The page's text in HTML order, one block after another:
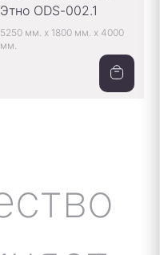
Этно ODS-002.1
5250 мм. x 1800 мм. x 4000
мм.